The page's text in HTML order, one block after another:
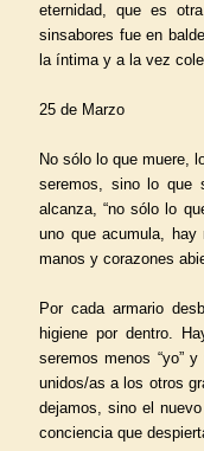
eternidad, que es
sinsabores fue en
la íntima y a la vez
25 de Marzo
No sólo lo que muere,
seremos, sino lo que
alcanza, “no sólo lo
uno que acumula,
manos y corazones
Por cada armario
higiene por dentro.
seremos menos “yo”
unidos/as a los otros
dejamos, sino el
conciencia que